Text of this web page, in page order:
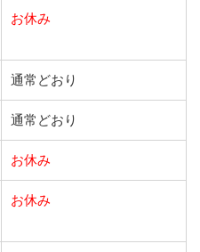
お休み
通常どおり
通常どおり
お休み
お休み